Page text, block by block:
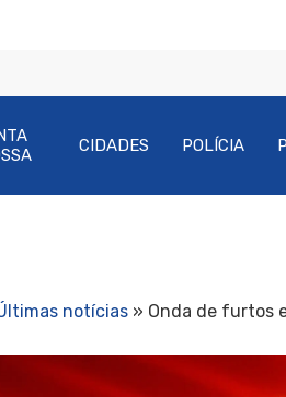
CIDADES POLÍCIA
notícias » Onda de furtos